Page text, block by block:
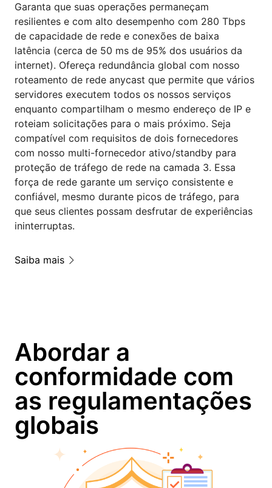
Garanta que suas operações permaneçam
resilientes e com alto desempenho com 280 Tbps
de capacidade de rede e conexões de baixa
latência (cerca de 50 ms de 95% dos usuários da
internet). Ofereça redundância global com nosso
roteamento de rede anycast que permite que vários
servidores executem todos os nossos serviços
enquanto compartilham o mesmo endereço de IP e
roteiam solicitações para o mais próximo. Seja
compatível com requisitos de dois fornecedores
com nosso multi-fornecedor ativo/standby para
proteção de tráfego de rede na camada 3. Essa
força de rede garante um serviço consistente e
confiável, mesmo durante picos de tráfego, para
que seus clientes possam desfrutar de experiências
ininterruptas.
Saiba mais
Abordar a
conformidade com
as regulamentações
globais